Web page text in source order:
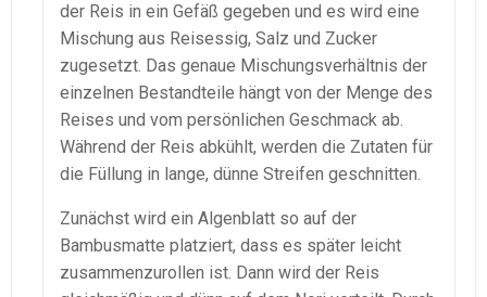
der Reis in ein Gefäß gegeben und es wird eine
Mischung aus Reisessig, Salz und Zucker
zugesetzt. Das genaue Mischungsverhältnis der
einzelnen Bestandteile hängt von der Menge des
Reises und vom persönlichen Geschmack ab.
Während der Reis abkühlt, werden die Zutaten für
die Füllung in lange, dünne Streifen geschnitten.
Zunächst wird ein Algenblatt so auf der
Bambusmatte platziert, dass es später leicht
zusammenzurollen ist. Dann wird der Reis